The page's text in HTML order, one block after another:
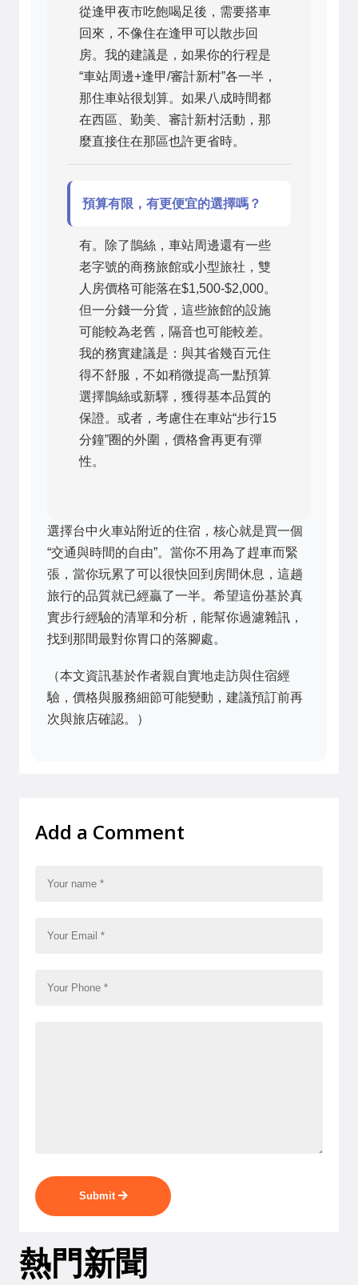
從逢甲夜市吃飽喝足後，需要搭車
回來，不像住在逢甲可以散步回
房。我的建議是，如果你的行程是
“車站周邊+逢甲/審計新村”各一半，
那住車站很划算。如果八成時間都
在西區、勤美、審計新村活動，那
麼直接住在那區也許更省時。
預算有限，有更便宜的選擇嗎？
有。除了鵲絲，車站周邊還有一些
老字號的商務旅館或小型旅社，雙
人房價格可能落在$1,500-$2,000。
但一分錢一分貨，這些旅館的設施
可能較為老舊，隔音也可能較差。
我的務實建議是：與其省幾百元住
得不舒服，不如稍微提高一點預算
選擇鵲絲或新驛，獲得基本品質的
保證。或者，考慮住在車站“步行15
分鐘”圈的外圍，價格會再更有彈
性。
選擇台中火車站附近的住宿，核心就是買一個
“交通與時間的自由”。當你不用為了趕車而緊
張，當你玩累了可以很快回到房間休息，這趟
旅行的品質就已經贏了一半。希望這份基於真
實步行經驗的清單和分析，能幫你過濾雜訊，
找到那間最對你胃口的落腳處。
（本文資訊基於作者親自實地走訪與住宿經
驗，價格與服務細節可能變動，建議預訂前再
次與旅店確認。）
Add a Comment
Submit
熱門新聞